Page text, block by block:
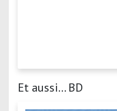
Et aussi... BD